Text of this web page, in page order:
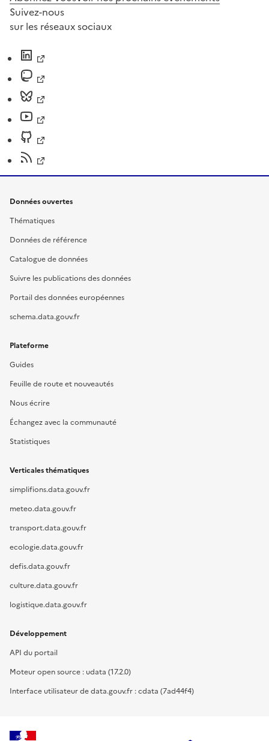
Suivez-nous
sur les réseaux sociaux
Données ouvertes
Thématiques
Données de référence
Catalogue de données
Suivre les publications des données
Portail des données européennes
schema.data.gouv.fr
Plateforme
Guides
Feuille de route et nouveautés
Nous écrire
Échangez avec la communauté
Statistiques
Verticales thématiques
simplifions.data.gouv.fr
meteo.data.gouv.fr
transport.data.gouv.fr
ecologie.data.gouv.fr
defis.data.gouv.fr
culture.data.gouv.fr
logistique.data.gouv.fr
Développement
API du portail
Moteur open source : udata (17.2.0)
Interface utilisateur de data.gouv.fr : cdata (7ad44f4)